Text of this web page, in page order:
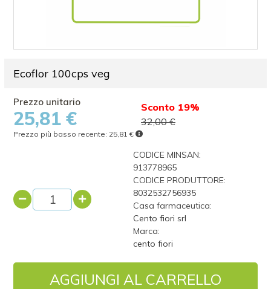
Ecoflor 100cps veg
25,81 €
Sconto 19%
32,00 €
Prezzo più basso recente: 25,81 €
CODICE MINSAN:
913778965
CODICE PRODUTTORE:
8032532756935
Casa farmaceutica:
Cento fiori srl
Marca:
cento fiori
AGGIUNGI AL CARRELLO